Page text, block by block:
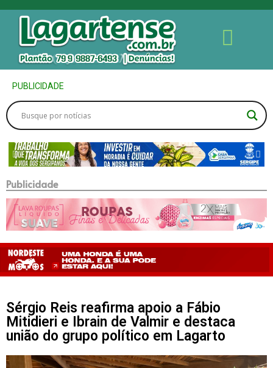
PUBLICIDADE
Publicidade
Sérgio Reis reafirma apoio a Fábio
Mitidieri e Ibrain de Valmir e destaca
união do grupo político em Lagarto